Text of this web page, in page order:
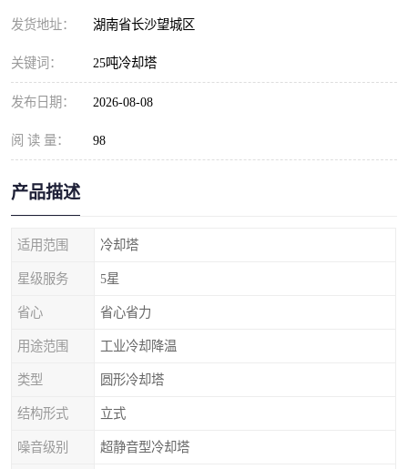
发货地址： 湖南省长沙望城区
关键词： 25吨冷却塔
发布日期： 2026-08-08
阅 读 量： 98
产品描述
适用范围 冷却塔
星级服务 5星
省心 省心省力
用途范围 工业冷却降温
类型 圆形冷却塔
结构形式 立式
噪音级别 超静音型冷却塔